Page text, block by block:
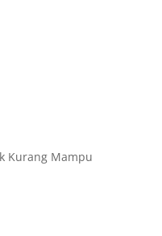
Kurang Mampu